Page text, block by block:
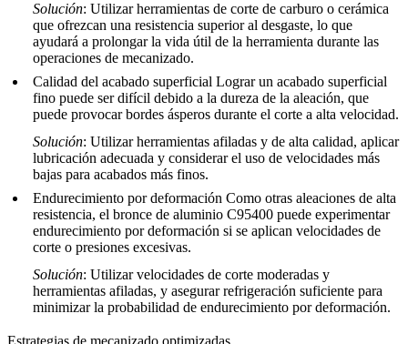
Solución: Utilizar herramientas de corte de carburo o cerámica
que ofrezcan una resistencia superior al desgaste, lo que
ayudará a prolongar la vida útil de la herramienta durante las
operaciones de mecanizado.
Calidad del acabado superficial Lograr un acabado superficial
fino puede ser difícil debido a la dureza de la aleación, que
puede provocar bordes ásperos durante el corte a alta velocidad.
Solución: Utilizar herramientas afiladas y de alta calidad, aplicar
lubricación adecuada y considerar el uso de velocidades más
bajas para acabados más finos.
Endurecimiento por deformación Como otras aleaciones de alta
resistencia, el bronce de aluminio C95400 puede experimentar
endurecimiento por deformación si se aplican velocidades de
corte o presiones excesivas.
Solución: Utilizar velocidades de corte moderadas y
herramientas afiladas, y asegurar refrigeración suficiente para
minimizar la probabilidad de endurecimiento por deformación.